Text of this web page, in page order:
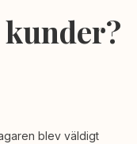
kunder?
blev väldigt